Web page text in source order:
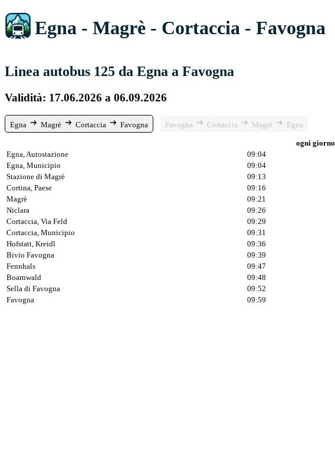
Egna - Magrè - Cortaccia - Favogna
Linea autobus 125 da Egna a Favogna
Validità: 17.06.2026 a 06.09.2026
Egna Magrè Cortaccia Favogna Favogna Cortaccia Magrè Egna
ogni giorno
Egna, Autostazione
09:04
Egna, Municipio
09:04
Stazione di Magrè
09:13
Cortina, Paese
09:16
Magrè
09:21
Niclara
09:26
Cortaccia, Via Feld
09:29
Cortaccia, Municipio
09:31
Hofstatt, Kreidl
09:36
Bivio Favogna
09:39
Fennhals
09:47
Boarnwald
09:48
Sella di Favogna
09:52
Favogna
09:59